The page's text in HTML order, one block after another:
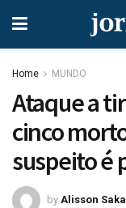
Home MUNDO
Ataque a
cinco
suspeito é
by Alisson